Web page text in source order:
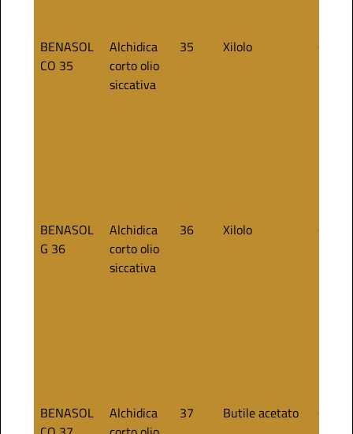
BENASOL
CO 35
Alchidica
corto olio
siccativa
35 Xilolo 60
BENASOL
G 36
Alchidica
corto olio
siccativa
36 Xilolo 60
BENASOL
Alchidica
37 Butile acetato 65